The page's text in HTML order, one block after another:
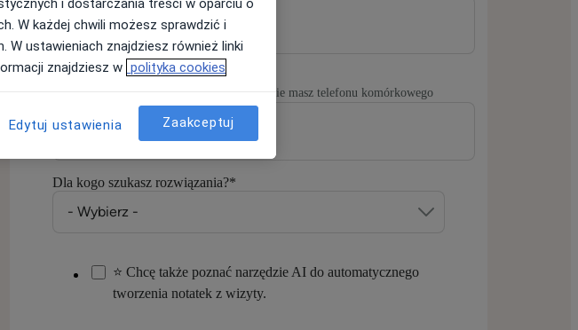
Numer telefonu*
Podaj numer stacjonarny tylko wtedy, gdy nie masz telefonu komórkowego
Dla kogo szukasz rozwiązania?*
⭐ Chcę także poznać narzędzie AI do automatycznego
tworzenia notatek z wizyty.
i dostarczania treści w oparciu o
W każdej chwili możesz sprawdzić i
W ustawieniach znajdziesz również linki
znajdziesz w polityka cookies
Edytuj ustawienia Zaakceptuj